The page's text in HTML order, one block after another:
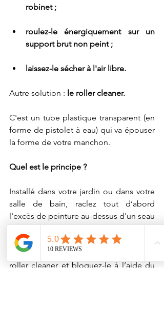
robinet ;
roulez-le énergiquement sur un
support brut non peint ;
laissez-le sécher à l'air libre.
Autre solution : le roller cleaner.
C'est un tube plastique transparent (en
forme de pistolet à eau) qui va épouser
la forme de votre manchon.
Quel est le principe ?
Installé dans votre jardin ou dans votre
salle de bain, raclez tout d’abord
l'excès de peinture au-dessus d'un seau
à l’aide de “l'encoche“ prévue.
Ensuite, insérez votre manchon dans le
roller cleaner et bloquez-le à l’aide du